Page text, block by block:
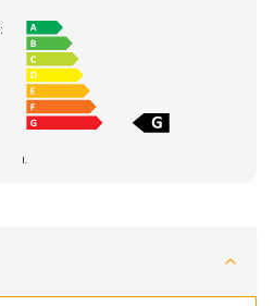
I.